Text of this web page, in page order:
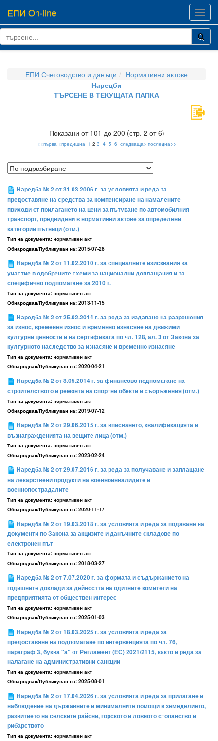
ЕПИ On-line
ЕПИ Счетоводство и данъци
Нормативни актове
Наредби
ТЪРСЕНЕ В ТЕКУЩАТА ПАПКА
Показани от 101 до 200 (стр. 2 от 6)
<<първа <предишна 1 2 3 4 5 6 следваща> последна>>
Наредба № 2 от 31.03.2006 г. за условията и реда за
предоставяне на средства за компенсиране на намалените
приходи от прилагането на цени за пътуване по автомобилния
транспорт, предвидени в нормативни актове за определени
категории пътници (отм.)
Тип на документа: нормативен акт
Обнародван/Публикуван на: 2015-07-28
Наредба № 2 от 11.02.2010 г. за специалните изисквания за
участие в одобрените схеми за национални доплащания и за
специфично подпомагане за 2010 г.
Тип на документа: нормативен акт
Обнародван/Публикуван на: 2013-11-15
Наредба № 2 от 25.02.2014 г. за реда за издаване на разрешения
за износ, временен износ и временно изнасяне на движими
културни ценности и на сертификата по чл. 128, ал. 3 от Закона за
културното наследство за изнасяне и временно изнасяне
Тип на документа: нормативен акт
Обнародван/Публикуван на: 2020-04-21
Наредба № 2 от 8.05.2014 г. за финансово подпомагане на
строителството и ремонта на спортни обекти и съоръжения (отм.)
Тип на документа: нормативен акт
Обнародван/Публикуван на: 2019-07-12
Наредба № 2 от 29.06.2015 г. за вписването, квалификацията и
възнагражденията на вещите лица (отм.)
Тип на документа: нормативен акт
Обнародван/Публикуван на: 2023-02-24
Наредба № 2 от 29.07.2016 г. за реда за получаване и заплащане
на лекарствени продукти на военноинвалидите и
военнопострадалите
Тип на документа: нормативен акт
Обнародван/Публикуван на: 2020-11-17
Наредба № 2 от 19.03.2018 г. за условията и реда за подаване на
документи по Закона за акцизите и данъчните складове по
електронен път
Тип на документа: нормативен акт
Обнародван/Публикуван на: 2018-03-27
Наредба № 2 от 7.07.2020 г. за формата и съдържанието на
годишните доклади за дейността на одитните комитети на
предприятията от обществен интерес
Тип на документа: нормативен акт
Обнародван/Публикуван на: 2025-01-03
Наредба № 2 от 18.03.2025 г. за условията и реда за
предоставяне на подпомагане по интервенцията по чл. 76,
параграф 3, буква "а" от Регламент (ЕС) 2021/2115, както и реда за
налагане на административни санкции
Тип на документа: нормативен акт
Обнародван/Публикуван на: 2025-08-01
Наредба № 2 от 17.04.2026 г. за условията и реда за прилагане и
наблюдение на държавните и минималните помощи в земеделието,
развитието на селските райони, горското и ловното стопанство и
рибарството
Тип на документа: нормативен акт